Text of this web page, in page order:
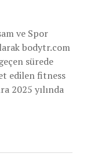
ve Spor
bodytr.com
sürede
edilen fitness
2025 yılında